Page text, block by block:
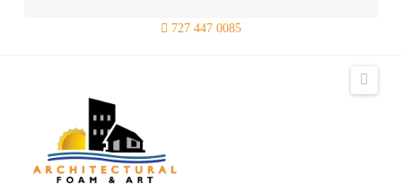
727 447 0085